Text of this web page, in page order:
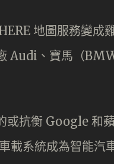
地圖服務變成
Audi、寶馬（
或抗衡 Google 和
系統成為智能汽